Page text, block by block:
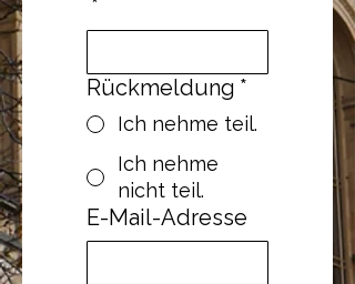
*
Rückmeldung *
Ich nehme teil.
Ich nehme
nicht teil.
E-Mail-Adresse